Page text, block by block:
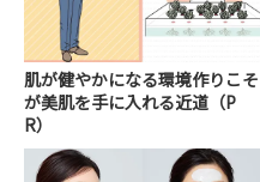
肌が健やかになる環境作りこそ
が美肌を手に入れる近道（P
R）